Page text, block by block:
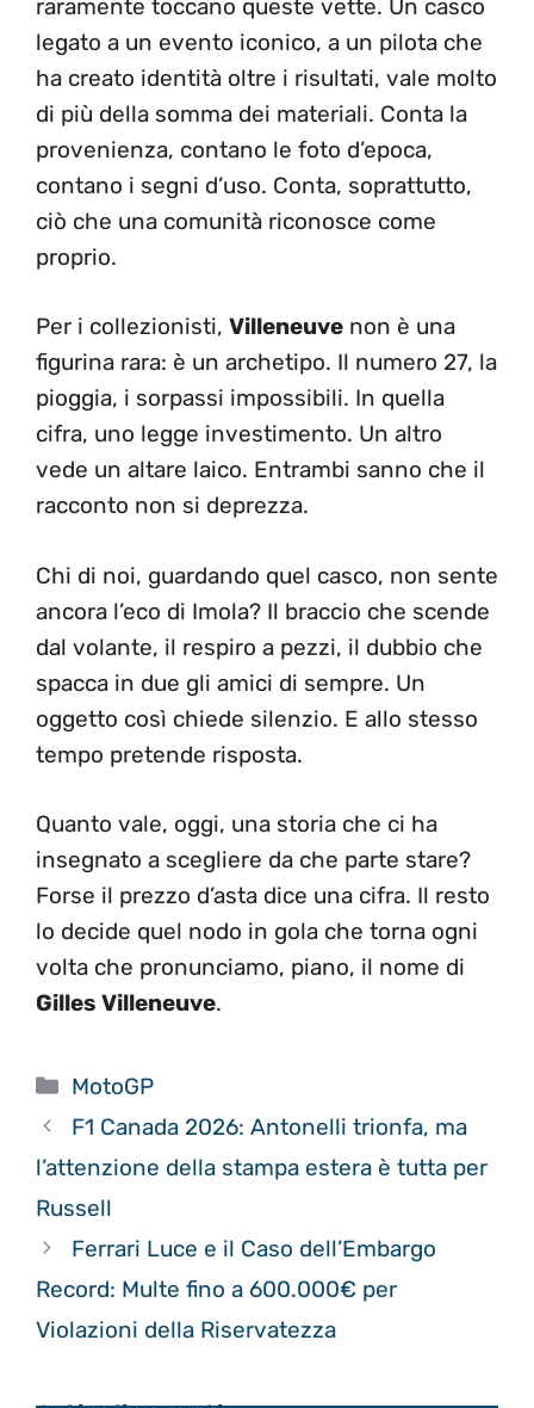
raramente toccano queste vette. Un casco
legato a un evento iconico, a un pilota che
ha creato identità oltre i risultati, vale molto
di più della somma dei materiali. Conta la
provenienza, contano le foto d’epoca,
contano i segni d’uso. Conta, soprattutto,
ciò che una comunità riconosce come
proprio.
Per i collezionisti, Villeneuve non è una
figurina rara: è un archetipo. Il numero 27, la
pioggia, i sorpassi impossibili. In quella
cifra, uno legge investimento. Un altro
vede un altare laico. Entrambi sanno che il
racconto non si deprezza.
Chi di noi, guardando quel casco, non sente
ancora l’eco di Imola? Il braccio che scende
dal volante, il respiro a pezzi, il dubbio che
spacca in due gli amici di sempre. Un
oggetto così chiede silenzio. E allo stesso
tempo pretende risposta.
Quanto vale, oggi, una storia che ci ha
insegnato a scegliere da che parte stare?
Forse il prezzo d’asta dice una cifra. Il resto
lo decide quel nodo in gola che torna ogni
volta che pronunciamo, piano, il nome di
Gilles Villeneuve.
Categorie
MotoGP
F1 Canada 2026: Antonelli trionfa, ma
l’attenzione della stampa estera è tutta per
Russell
Ferrari Luce e il Caso dell’Embargo
Record: Multe fino a 600.000€ per
Violazioni della Riservatezza